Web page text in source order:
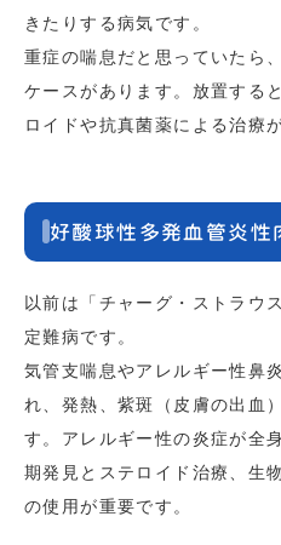
きたりする病気です。
重症の喘息だと思っていたら
ケースがあります。放置する
ロイドや抗真菌薬による治療
好酸球性多発血管炎性
以前は「チャーグ・ストラウ
定難病です。
気管支喘息やアレルギー性鼻
れ、発熱、紫斑（皮膚の出血
す。アレルギー性の炎症が全
期発見とステロイド治療、生
の使用が重要です。